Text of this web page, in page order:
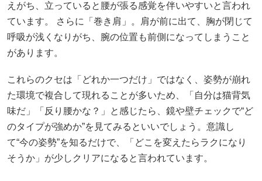
えがち、立っていると腰が張る感覚を伴いやすいと言われ
ています。 さらに「巻き肩」。肩が前に出て、胸が閉じて
呼吸が浅くなりがち、腕の位置も前側になってしまうこと
があります。
これらのクセは「どれか一つだけ」ではなく、姿勢が崩れ
た環境で複合して現れることが多いため、「自分は猫背気
味だ」「反り腰かな？」と感じたら、鏡や壁チェックで“ど
のタイプが強めか”を見てみるといいでしょう。意識し
て“今の姿勢”を知るだけで、「どこを変えたらラクになり
そうか」が少しクリアになると言われています。